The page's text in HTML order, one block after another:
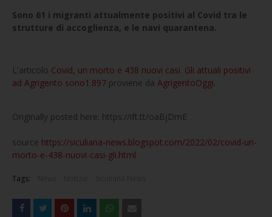
Sono 61 i migranti attualmente positivi al Covid tra le
strutture di accoglienza, e le navi quarantena.
L'articolo Covid, un morto e 438 nuovi casi. Gli attuali positivi
ad Agrigento sono1.897 proviene da AgrigentoOggi.
Originally posted here: https://ift.tt/oaBjDmE
source https://siculiana-news.blogspot.com/2022/02/covid-un-
morto-e-438-nuovi-casi-gli.html
Tags: